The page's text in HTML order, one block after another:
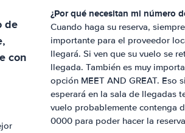
de
con
¿Por qué necesitan mi número
Cuando haga su reserva,
importante para el proveedor
llegará. Si ven que su vuelo se
llegada. También es muy
opción MEET AND GREAT.
esperará en la sala de llegadas
vuelo probablemente contenga
0000 para poder hacer la